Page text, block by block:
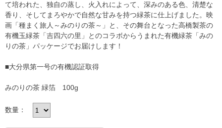
て培われた、独自の蒸し、火入れによって、深みのある色、清楚な
香り、そしてまろやかで自然な甘みを持つ緑茶に仕上げました。映
画「種まく旅人～みのりの茶～」と、その舞台となった高橋製茶の
有機玉緑茶「吉四六の里」とのコラボからうまれた有機緑茶「みの
りの茶」パッケージでお届けします！
■大分県第一号の有機認証取得
みのりの茶 緑箔 100g
数量：